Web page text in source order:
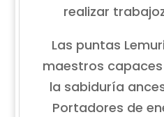
realizar
Las puntas
maestros
la sabiduría
Portadores de